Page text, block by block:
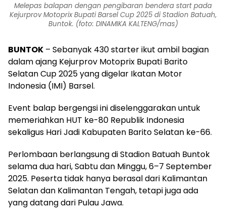
Melepas balapan dengan pengibaran bendera start pada
Kejurprov Motoprix Bupati Barsel Cup 2025 di Stadion Batuah,
Buntok. (foto: DINAMIKA KALTENG/mas)
BUNTOK – Sebanyak 430 starter ikut ambil bagian
dalam ajang Kejurprov Motoprix Bupati Barito
Selatan Cup 2025 yang digelar Ikatan Motor
Indonesia (IMI) Barsel.
Event balap bergengsi ini diselenggarakan untuk
memeriahkan HUT ke-80 Republik Indonesia
sekaligus Hari Jadi Kabupaten Barito Selatan ke-66.
Perlombaan berlangsung di Stadion Batuah Buntok
selama dua hari, Sabtu dan Minggu, 6–7 September
2025. Peserta tidak hanya berasal dari Kalimantan
Selatan dan Kalimantan Tengah, tetapi juga ada
yang datang dari Pulau Jawa.